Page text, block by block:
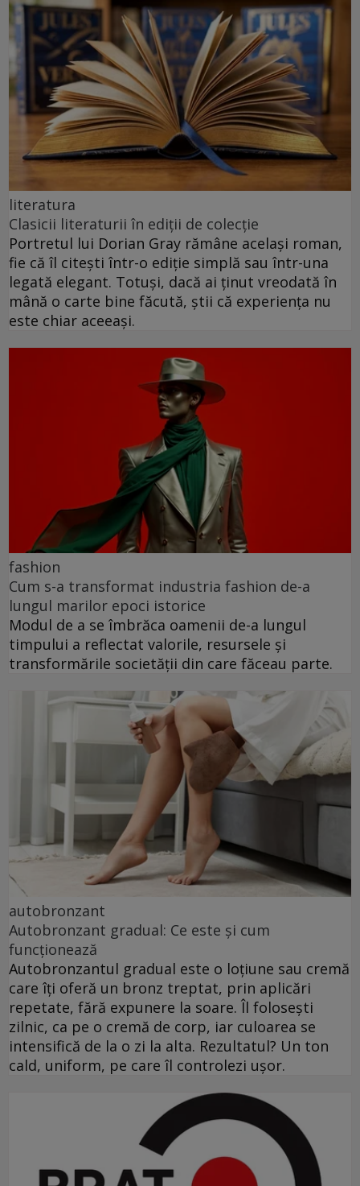
literatura
Clasicii literaturii în ediții de colecție
Portretul lui Dorian Gray rămâne același roman,
fie că îl citești într-o ediție simplă sau într-una
legată elegant. Totuși, dacă ai ținut vreodată în
mână o carte bine făcută, știi că experiența nu
este chiar aceeași.
fashion
Cum s-a transformat industria fashion de-a
lungul marilor epoci istorice
Modul de a se îmbrăca oamenii de-a lungul
timpului a reflectat valorile, resursele și
transformările societății din care făceau parte.
autobronzant
Autobronzant gradual: Ce este și cum
funcționează
Autobronzantul gradual este o loțiune sau cremă
care îți oferă un bronz treptat, prin aplicări
repetate, fără expunere la soare. Îl folosești
zilnic, ca pe o cremă de corp, iar culoarea se
intensifică de la o zi la alta. Rezultatul? Un ton
cald, uniform, pe care îl controlezi ușor.